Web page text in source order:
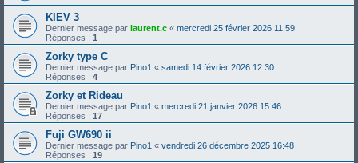
KIEV 3
Dernier message par laurent.c « mercredi 25 février 2026 11:59
Réponses : 1
Zorky type C
Dernier message par Pino1 « samedi 14 février 2026 12:30
Réponses : 4
Zorky et Rideau
Dernier message par Pino1 « mercredi 21 janvier 2026 15:46
Réponses : 17
Fuji GW690 ii
Dernier message par Pino1 « vendredi 26 décembre 2025 16:48
Réponses : 19